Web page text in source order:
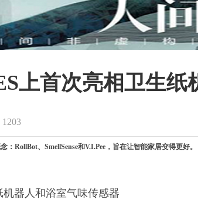
上首次亮相卫生
RollBot、SmellSense和V.I.Pee，旨在让智能家居变得更好。